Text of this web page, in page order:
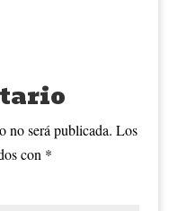
no será publicada. Los
con *